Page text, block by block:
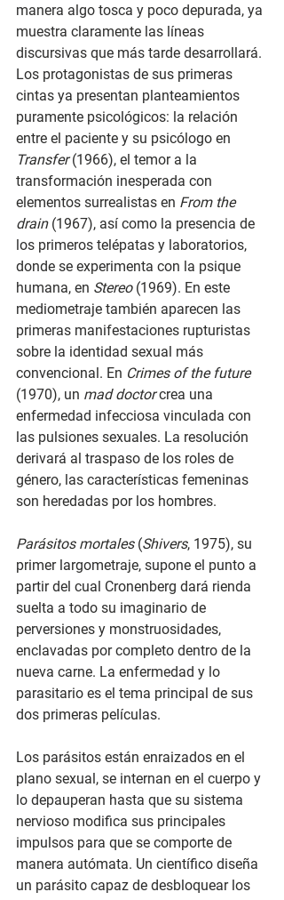
manera algo tosca y poco depurada, ya
muestra claramente las líneas
discursivas que más tarde desarrollará.
Los protagonistas de sus primeras
cintas ya presentan planteamientos
puramente psicológicos: la relación
entre el paciente y su psicólogo en
Transfer (1966), el temor a la
transformación inesperada con
elementos surrealistas en From the
drain (1967), así como la presencia de
los primeros telépatas y laboratorios,
donde se experimenta con la psique
humana, en Stereo (1969). En este
mediometraje también aparecen las
primeras manifestaciones rupturistas
sobre la identidad sexual más
convencional. En Crimes of the future
(1970), un mad doctor crea una
enfermedad infecciosa vinculada con
las pulsiones sexuales. La resolución
derivará al traspaso de los roles de
género, las características femeninas
son heredadas por los hombres.
Parásitos mortales (Shivers, 1975), su
primer largometraje, supone el punto a
partir del cual Cronenberg dará rienda
suelta a todo su imaginario de
perversiones y monstruosidades,
enclavadas por completo dentro de la
nueva carne. La enfermedad y lo
parasitario es el tema principal de sus
dos primeras películas.
Los parásitos están enraizados en el
plano sexual, se internan en el cuerpo y
lo depauperan hasta que su sistema
nervioso modifica sus principales
impulsos para que se comporte de
manera autómata. Un científico diseña
un parásito capaz de desbloquear los